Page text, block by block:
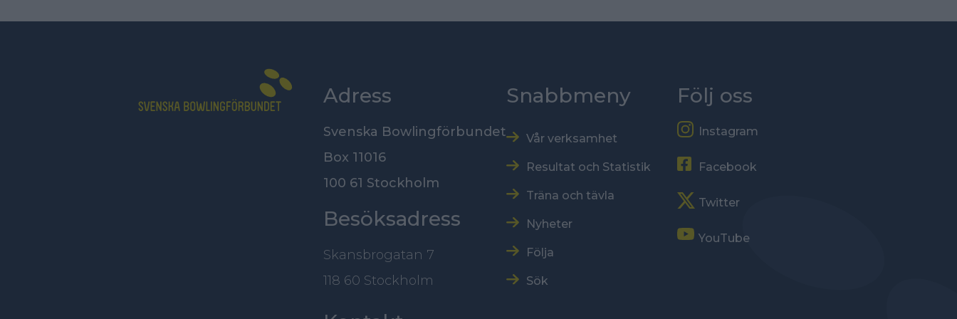
Adress
Svenska Bowlingförbundet
Box 11016
100 61 Stockholm
Besöksadress
Skansbrogatan 7
118 60 Stockholm
Snabbmeny
Vår verksamhet
Resultat och Statistik
Träna och tävla
Nyheter
Följa
Sök
Följ oss
Instagram
Facebook
Twitter
YouTube